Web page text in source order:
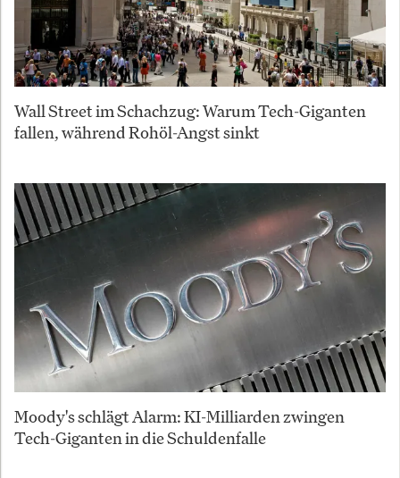
Wall Street im Schachzug: Warum Tech-Giganten
fallen, während Rohöl-Angst sinkt
Moody's schlägt Alarm: KI-Milliarden zwingen
Tech-Giganten in die Schuldenfalle